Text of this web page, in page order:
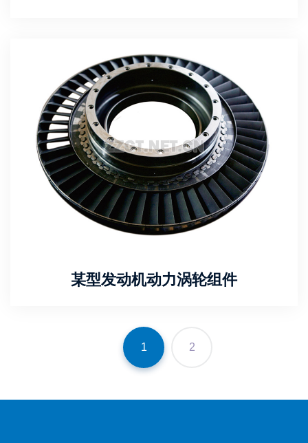
某型发动机动力涡轮组件
1 2